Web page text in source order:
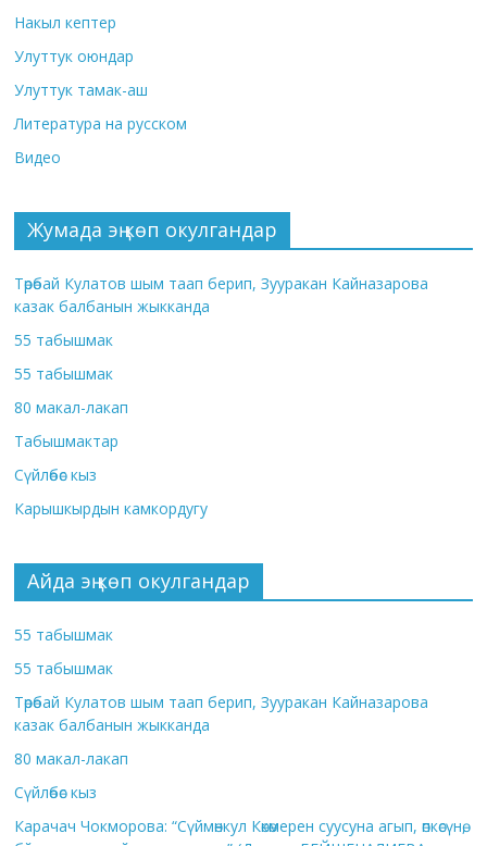
Накыл кептер
Улуттук оюндар
Улуттук тамак-аш
Литература на русском
Видео
Жумада эң көп окулгандар
Төрөбай Кулатов шым таап берип, Зууракан Кайназарова
казак балбанын жыкканда
55 табышмак
55 табышмак
80 макал-лакап
Табышмактар
Сүйлөбөс кыз
Карышкырдын камкордугу
Айда эң көп окулгандар
55 табышмак
55 табышмак
Төрөбай Кулатов шым таап берип, Зууракан Кайназарова
казак балбанын жыкканда
80 макал-лакап
Сүйлөбөс кыз
Карачач Чокморова: “Сүймөнкул Көкөмерен суусуна агып, өпкөсүнө,